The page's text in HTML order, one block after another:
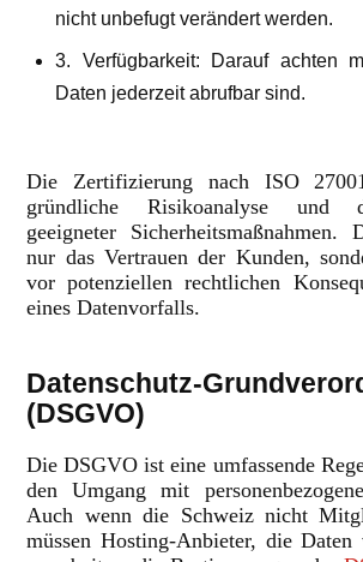
nicht unbefugt verändert werden.
3. Verfügbarkeit: Darauf achten
Daten jederzeit abrufbar sind.
Die Zertifizierung nach ISO
gründliche Risikoanalyse und
geeigneter
nur das Vertrauen der Kunden,
vor potenziellen rechtlichen
eines Datenvorfalls.
Datenschutz-
(DSGVO)
Die DSGVO ist eine umfassende
den Umgang mit
Auch wenn die Schweiz nicht
müssen Hosting-Anbieter, die